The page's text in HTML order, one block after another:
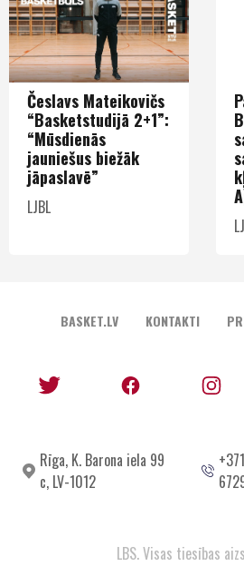
Česlavs Mateikovičs
“Basketstudijā 2+1”:
“Mūsdienās
jauniešus biežāk
jāpaslavē”
LJBL
BASKET.LV KONTAKTI
Rīga, K. Barona iela 99
c, LV-1012
+371
LBS. Visas tiesības